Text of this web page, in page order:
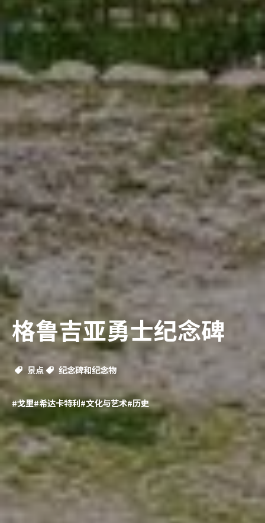
格鲁吉亚勇士纪念碑
景点 纪念碑和纪念物
#戈里#希达卡特利#文化与艺术#历史